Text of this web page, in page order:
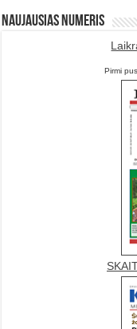
Naujausias numeris
Pirmi